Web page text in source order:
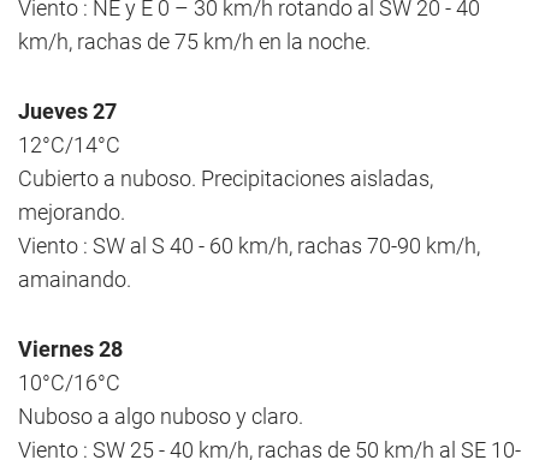
Viento : NE y E 0 – 30 km/h rotando al SW 20 - 40
km/h, rachas de 75 km/h en la noche.
Jueves 27
12°C/14°C
Cubierto a nuboso. Precipitaciones aisladas,
mejorando.
Viento : SW al S 40 - 60 km/h, rachas 70-90 km/h,
amainando.
Viernes 28
10°C/16°C
Nuboso a algo nuboso y claro.
Viento : SW 25 - 40 km/h, rachas de 50 km/h al SE 10-